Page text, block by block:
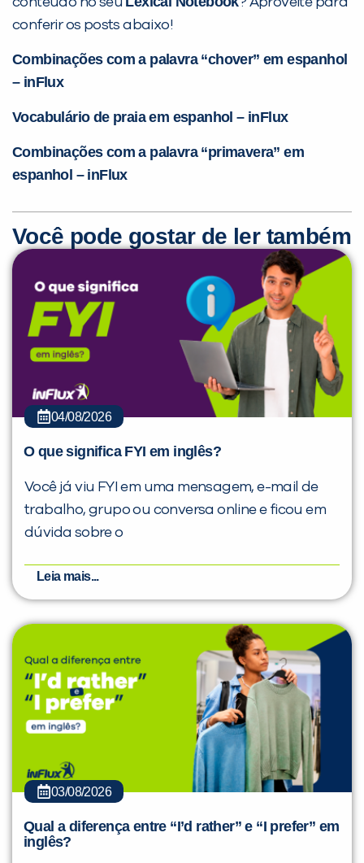
conferir os posts abaixo!
Combinações com a palavra “chover” em espanhol
– inFlux
Vocabulário de praia em espanhol – inFlux
Combinações com a palavra “primavera” em
espanhol – inFlux
Você pode gostar de ler também
04/08/2026
O que significa FYI em inglês?
Você já viu FYI em uma mensagem, e-mail de
trabalho, grupo ou conversa online e ficou em
dúvida sobre o
Leia mais...
03/08/2026
Qual a diferença entre “I’d rather” e “I prefer” em
inglês?